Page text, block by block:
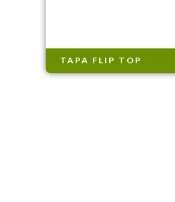
TAPA FLIP TOP